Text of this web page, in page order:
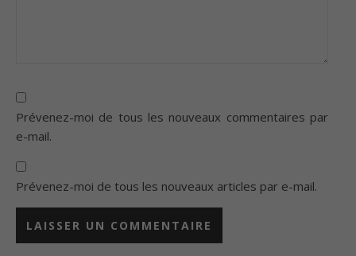
Prévenez-moi de tous les nouveaux commentaires par
e-mail.
Prévenez-moi de tous les nouveaux articles par e-mail.